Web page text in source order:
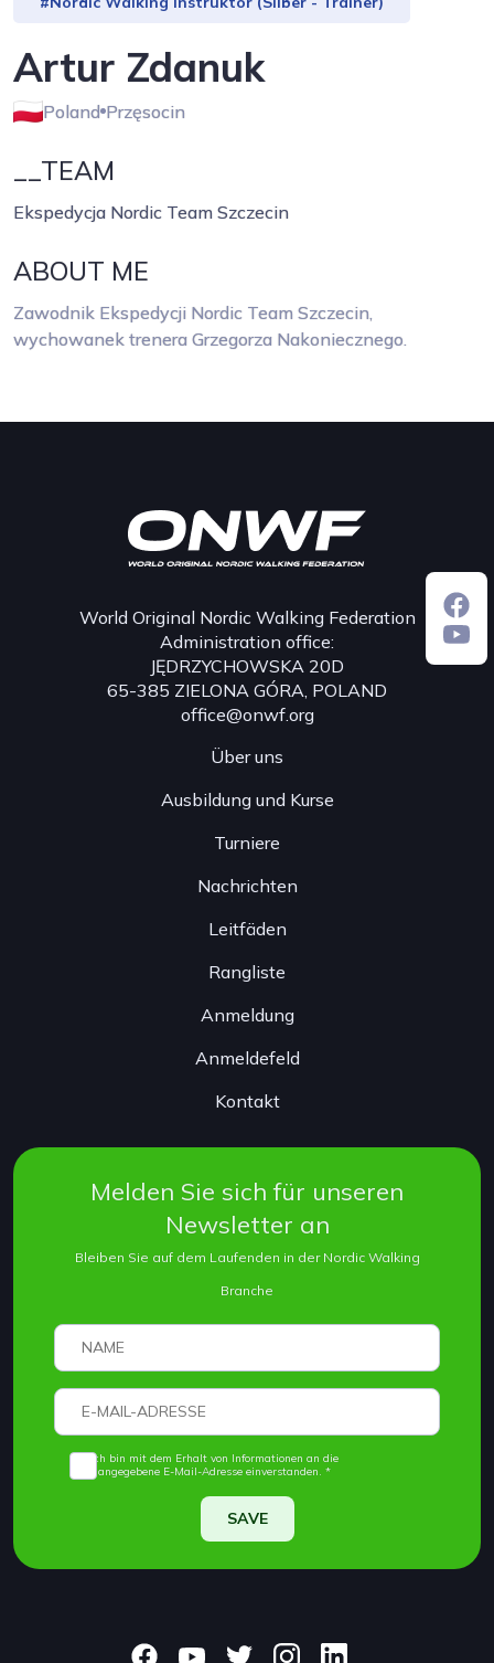
Artur Zdanuk
Poland Przęsocin
__TEAM
Ekspedycja Nordic Team Szczecin
ABOUT ME
Zawodnik Ekspedycji Nordic Team Szczecin,
wychowanek trenera Grzegorza Nakoniecznego.
World Original Nordic Walking Federation
Administration office:
JĘDRZYCHOWSKA 20D
65-385 ZIELONA GÓRA, POLAND
office@onwf.org
Über uns
Ausbildung und Kurse
Turniere
Nachrichten
Leitfäden
Rangliste
Anmeldung
Anmeldefeld
Kontakt
Melden Sie sich für unseren
Newsletter an
Bleiben Sie auf dem Laufenden in der Nordic Walking
Branche
Ich bin mit dem Erhalt von Informationen an die
angegebene E-Mail-Adresse einverstanden. *
SAVE